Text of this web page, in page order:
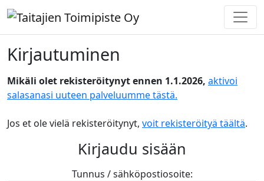
Kirjautuminen
Mikäli olet rekisteröitynyt ennen 1.1.2026, aktivoi
salasanasi uuteen palveluumme tästä.
Jos et ole vielä rekisteröitynyt, voit rekisteröityä täältä.
Kirjaudu sisään
Tunnus / sähköpostiosoite: